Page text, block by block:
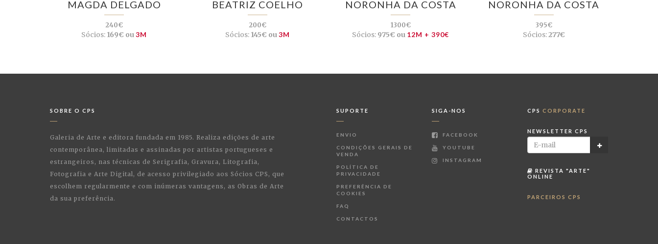
MAGDA DELGADO
240€
Sócios: 169€ ou3M
BEATRIZ COELHO
200€
Sócios:145€ ou3M
NORONHA DA COSTA
1300€
Sócios: 975€ ou 12M + 390€
NORONHA DA COSTA
395€
Sócios:277€
SOBRE O CPS
Galeria de Arte e editora fundada em 1985. Realiza edições de arte
contemporânea, limitadas e assinadas por artistas portugueses e
estrangeiros, nas técnicas de Serigrafia, Gravura, Litografia,
Fotografia e Arte Digital, de acesso privilegiado aos Sócios CPS, que
escolhem regularmente e com inúmeras vantagens, as Obras de Arte
da sua preferência.
SUPORTE
ENVIO
CONDIÇÕES GERAIS DE
VENDA
POLÍTICA DE
PRIVACIDADE
PREFERÊNCIA DE
COOKIES
FAQ
CONTACTOS
SIGA-NOS
FACEBOOK
YOUTUBE
INSTAGRAM
CPS CORPORATE
NEWSLETTER CPS
REVISTA "ARTE"
ONLINE
PARCEIROS CPS